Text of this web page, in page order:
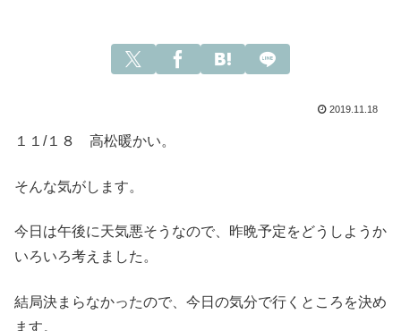
2019.11.18
１１/１８ 高松暖かい。
そんな気がします。
今日は午後に天気悪そうなので、昨晩予定をどうしようか
いろいろ考えました。
結局決まらなかったので、今日の気分で行くところを決め
ます。